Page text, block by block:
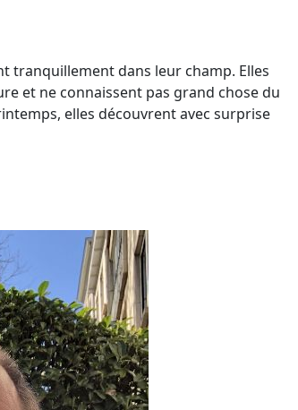
tranquillement dans leur champ. Elles
et ne connaissent pas grand chose du
elles découvrent avec surprise